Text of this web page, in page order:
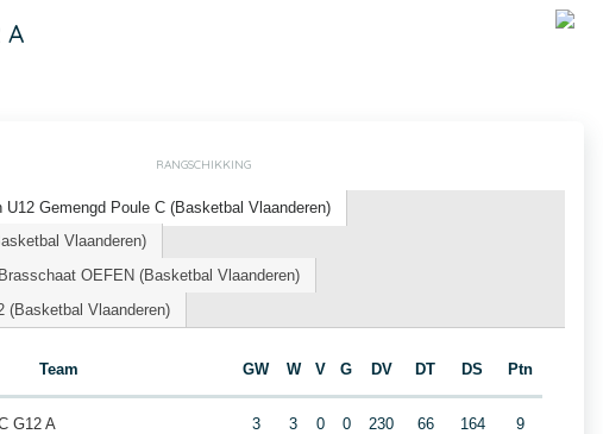
A
RANGSCHIKKING
U12 Gemengd Poule C (Basketbal Vlaanderen)
Vlaanderen)
OEFEN (Basketbal Vlaanderen)
(Basketbal Vlaanderen)
Team GW W V G DV DT DS Ptn
G12 A 3 3 0 0 230 66 164 9